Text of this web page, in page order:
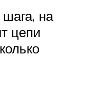
на
цепи